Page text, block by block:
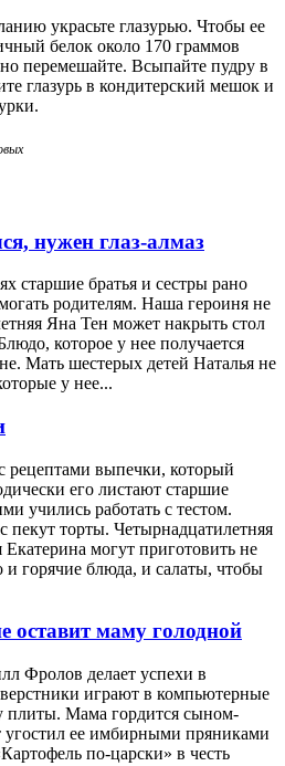
украсьте глазурью. Чтобы ее
белок около 170 граммов
перемешайте. Всыпайте пудру в
глазурь в кондитерский мешок и
нужен глаз-алмаз
старшие братья и сестры рано
родителям. Наша героиня не
Яна Тен может накрыть стол
которое у нее получается
Мать шестерых детей Наталья не
у нее...
рецептами выпечки, который
его листают старшие
учились работать с тестом.
пекут торты. Четырнадцатилетняя
могут приготовить не
и горячие блюда, и салаты, чтобы
маму голодной
Фролов делает успехи в
играют в компьютерные
плиты. Мама гордится сыном-
ее имбирными пряниками
по-царски» в честь